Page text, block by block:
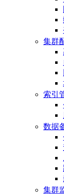
集群
索引
数据
集群